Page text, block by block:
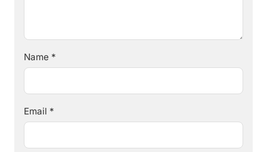
Name *
Email *